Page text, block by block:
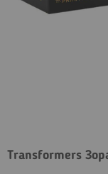
Transformers